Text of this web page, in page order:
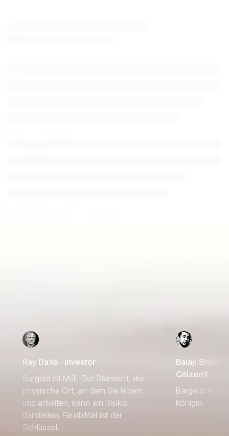
Ray Dalio · Investor
Bargeld ist Müll. Der Standort, der
physische Ort, an dem Sie leben
und arbeiten, kann ein Risiko
darstellen. Flexibilität ist der
Schlüssel.
Balaji
CitizenX
Bargeld ist
Königin.